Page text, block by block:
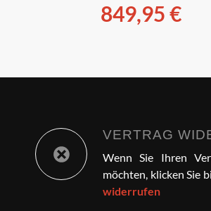
849,95€
VERTRAG
Wenn Sie Ihren
möchten, klicken Sie
widerrufen